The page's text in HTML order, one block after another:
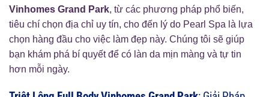
Vinhomes Grand Park, từ các phương pháp phổ biến,
tiêu chí chọn địa chỉ uy tín, cho đến lý do Pearl Spa là lựa
chọn hàng đầu cho việc làm đẹp này. Chúng tôi sẽ giúp
bạn khám phá bí quyết để có làn da mịn màng và tự tin
hơn mỗi ngày.